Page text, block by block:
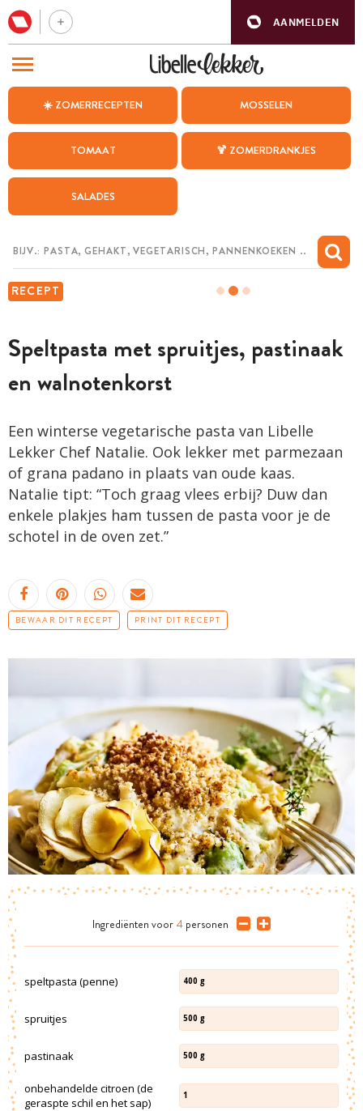
AANMELDEN
☀️ ZOMERRECEPTEN MOSSELEN
TOMAAT 🍹 ZOMERDRANKJES
SALADES
RECEPT
Speltpasta met spruitjes, pastinaak
en walnotenkorst
Een winterse vegetarische pasta van Libelle
Lekker Chef Natalie. Ook lekker met parmezaan
of grana padano in plaats van oude kaas.
Natalie tipt: “Toch graag vlees erbij? Duw dan
enkele plakjes ham tussen de pasta voor je de
schotel in de oven zet.”
BEWAAR DIT RECEPT PRINT DIT RECEPT
Ingrediënten voor 4 personen
speltpasta (penne) 400 g
spruitjes 500 g
pastinaak 500 g
onbehandelde citroen (de
geraspte schil en het sap)
1
BEZOEK ONZE ANDERE WEBSITES
WEEKMENU
CHAT MET MAIA
MIJN BEWAARDE RECEPTEN